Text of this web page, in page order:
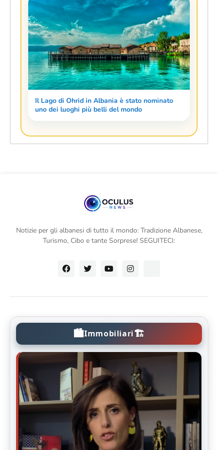
Il Lago di Ohrid in Albania è stato nominato
uno dei luoghi più belli del mondo
Notizie per gli albanesi di tutto il mondo: Tradizione Albanese,
Turismo, Cibo e tante Sorprese! SEGUITECI:
🏙️Immobiliari🏗️